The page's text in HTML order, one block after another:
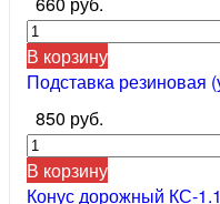
В корзину
Подставка резиновая
850 руб.
В корзину
Конус дорожный КС-1.1